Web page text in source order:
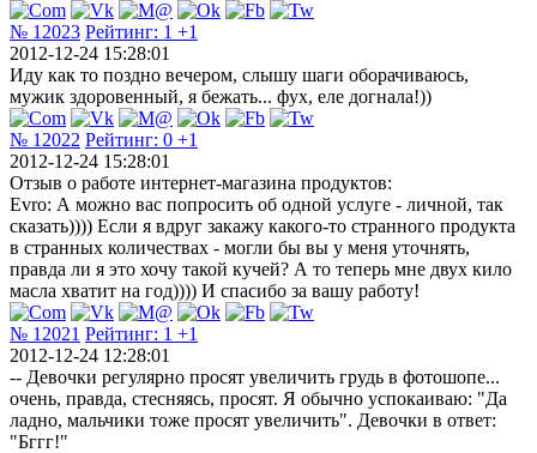
№ 12023 Рейтинг: 1 +1
2012-12-24 15:28:01
Иду как то поздно вечером, слышу шаги оборачиваюсь,
мужик здоровенный, я бежать... фух, еле догнала!))
№ 12022 Рейтинг: 0 +1
2012-12-24 15:28:01
Отзыв о работе интернет-магазина продуктов:
Evro: А можно вас попросить об одной услуге - личной, так
сказать)))) Если я вдруг закажу какого-то странного продукта
в странных количествах - могли бы вы у меня уточнять,
правда ли я это хочу такой кучей? А то теперь мне двух кило
масла хватит на год)))) И спасибо за вашу работу!
№ 12021 Рейтинг: 1 +1
2012-12-24 12:28:01
-- Девочки регулярно просят увеличить грудь в фотошопе...
очень, правда, стесняясь, просят. Я обычно успокаиваю: "Да
ладно, мальчики тоже просят увеличить". Девочки в ответ:
"Бггг!"